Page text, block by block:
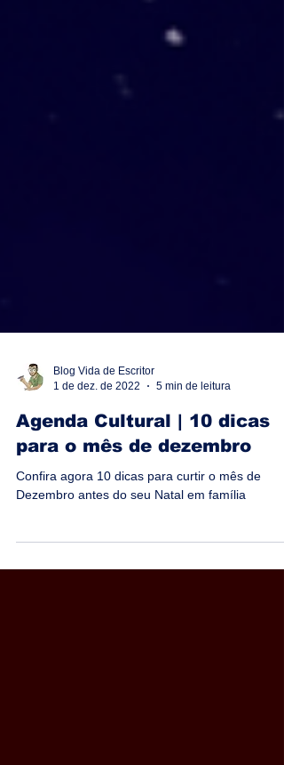
Agenda Cultural | 10 dicas
para o mês de dezembro
Confira agora 10 dicas para curtir o mês de